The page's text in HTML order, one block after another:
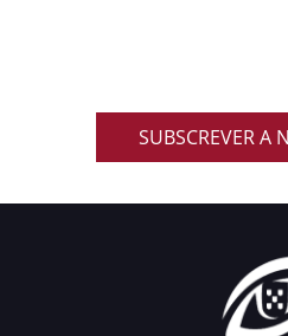
SUBSCREVER A